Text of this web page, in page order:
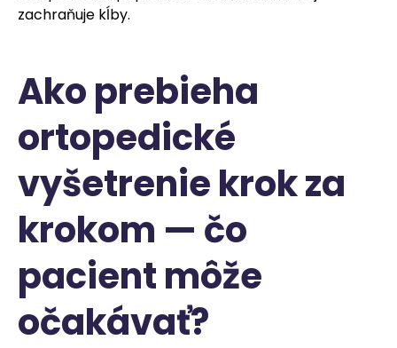
zachraňuje kĺby.
Ako prebieha
ortopedické
vyšetrenie krok za
krokom — čo
pacient môže
očakávať?